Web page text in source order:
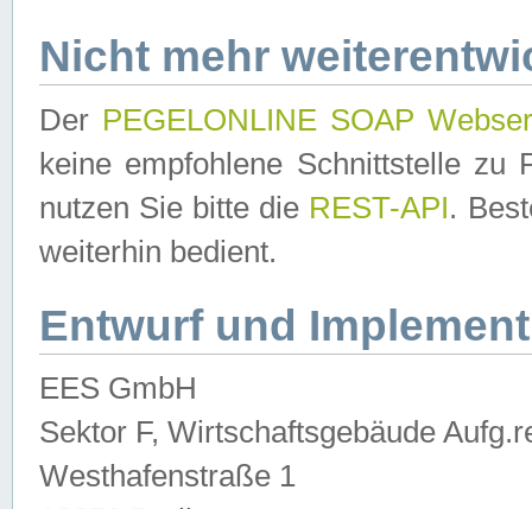
Nicht mehr
Der PEGELONLINE SOAP
keine empfohlene Schnittstelle zu
nutzen Sie bitte die REST-API.
weiterhin bedient.
Entwurf und
EES GmbH
Sektor F, Wirtschaftsgebäude
Westhafenstraße 1